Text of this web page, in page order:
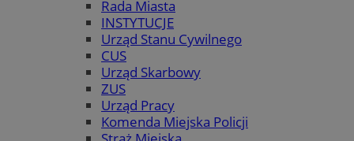
Rada Miasta
INSTYTUCJE
Urząd Stanu Cywilnego
CUS
Urząd Skarbowy
ZUS
Urząd Pracy
Komenda Miejska Policji